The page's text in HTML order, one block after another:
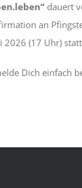
dauert
an
2026 (17 Uhr)
Dich einfach